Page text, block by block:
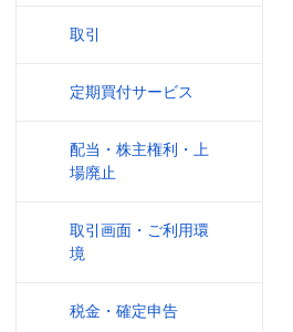
取引
定期買付サービス
配当・株主権利・上
場廃止
取引画面・ご利用環
境
税金・確定申告